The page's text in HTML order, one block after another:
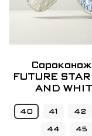
FUTURE
AND
40 41 42
44
45